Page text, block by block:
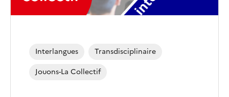
Interlangues
Transdisciplinaire
Jouons-La Collectif